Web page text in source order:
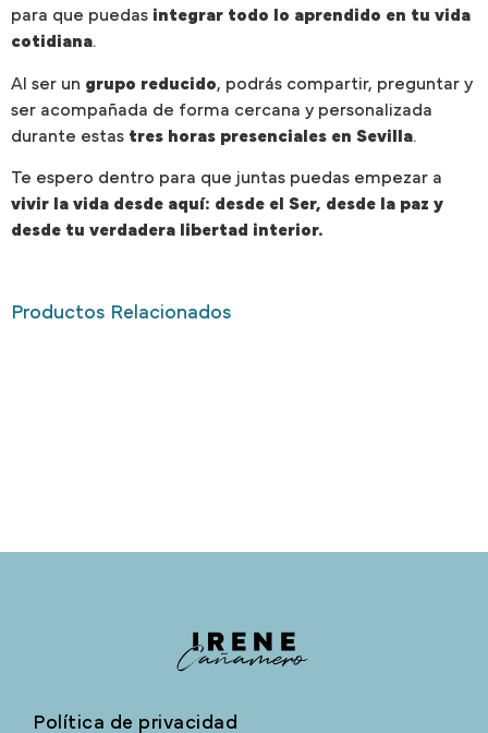
para que puedas integrar todo lo aprendido en tu vida
cotidiana.
Al ser un grupo reducido, podrás compartir, preguntar y
ser acompañada de forma cercana y personalizada
durante estas tres horas presenciales en Sevilla.
Te espero dentro para que juntas puedas empezar a
vivir la vida desde aquí: desde el Ser, desde la paz y
desde tu verdadera libertad interior.
Productos Relacionados
Política de privacidad